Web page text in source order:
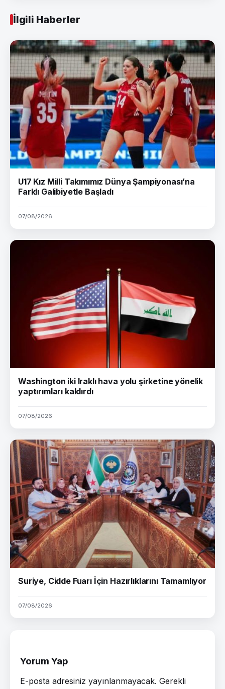
İlgili Haberler
U17 Kız Milli Takımımız Dünya Şampiyonası’na
Farklı Galibiyetle Başladı
07/08/2026
Washington iki Iraklı hava yolu şirketine yönelik
yaptırımları kaldırdı
07/08/2026
Suriye, Cidde Fuarı İçin Hazırlıklarını Tamamlıyor
07/08/2026
Yorum Yap
E-posta adresiniz yayınlanmayacak. Gerekli